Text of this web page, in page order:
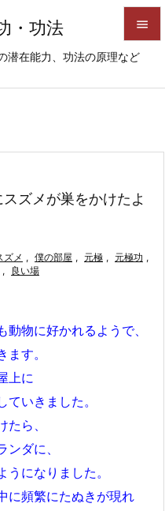
・功法
潜在能力、功法の原理など


前へ
次へ
ズメが巣をかけたよ
ズメ , 僕の部屋 , 元極 , 元極功 ,
, 良い場
物に好かれるようで、
す。
上に
いきました。
ら、
ダに、
になりました。
に頻繁にたぬきが現れ